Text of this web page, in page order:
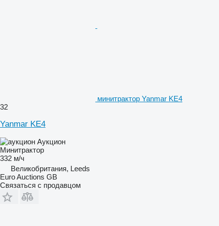
минитрактор Yanmar KE4
32
Yanmar KE4
Аукцион
Минитрактор
332 м/ч
Великобритания, Leeds
Euro Auctions GB
Связаться с продавцом